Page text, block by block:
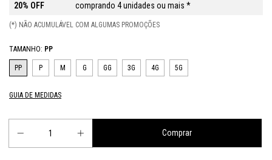
20% OFF
comprando 4 unidades ou mais *
(*) NÃO ACUMULÁVEL COM ALGUMAS PROMOÇÕES
TAMANHO: PP
PP P M G GG 3G 4G 5G
GUIA DE MEDIDAS